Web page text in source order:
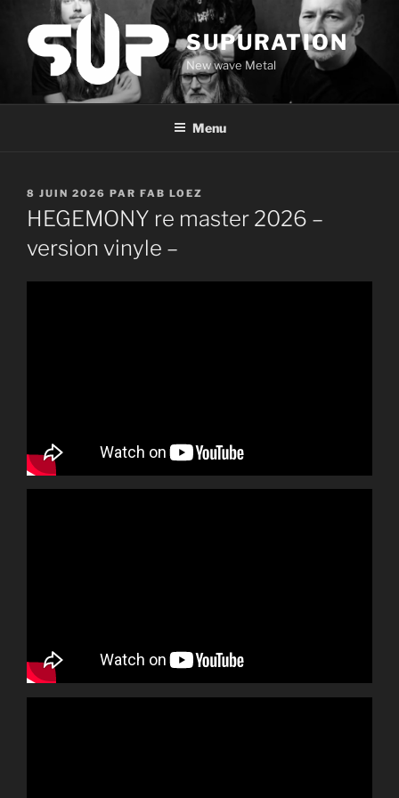
contenu
principal
SUPURATION
New wave Metal
Menu
PUBLIÉ
LE
8 JUIN 2026 PAR FAB LOEZ
HEGEMONY re master 2026 –
version vinyle –